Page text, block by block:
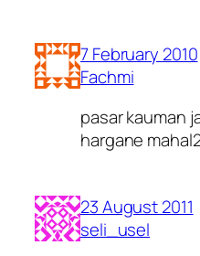
7 February 2010
Fachmi
pasar kauman
hargane
23 August 2011
seli_usel